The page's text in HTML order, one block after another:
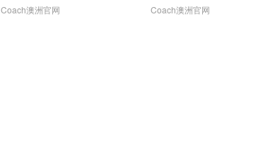
Coach澳洲官网 Coach澳洲官网